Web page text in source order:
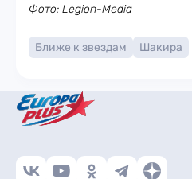
Фото: Legion-Media
Ближе к звездам Шакира